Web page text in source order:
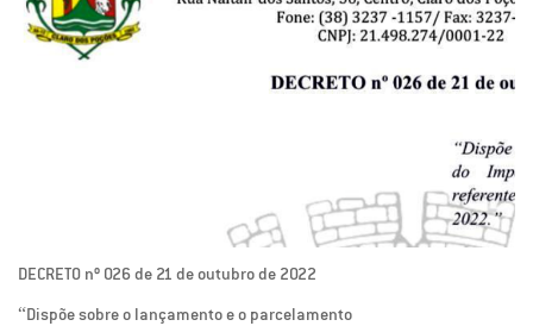
DECRETO nº 026 de 21 de outubro de 2022
“Dispõe sobre o lançamento e o parcelamento